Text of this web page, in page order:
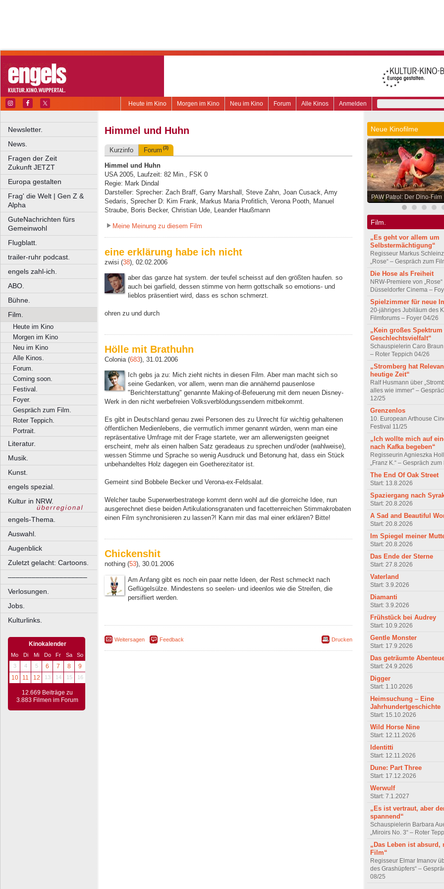
Anmelden
Alle Kinos
Forum
Neu im Kino
Morgen im Kino
Heute im Kino
Newsletter.
News.
Fragen der Zeit
Zukunft JETZT
Europa gestalten
Frag' die Welt | Gen Z &
Alpha
GuteNachrichten fürs
Gemeinwohl
Flugblatt.
trailer-ruhr podcast.
engels zahl-ich.
ABO.
Bühne.
Film.
Heute im Kino
Morgen im Kino
Neu im Kino
Alle Kinos.
Forum.
Coming soon.
Festival.
Foyer.
Gespräch zum Film.
Roter Teppich.
Portrait.
Literatur.
Musik.
Kunst.
engels spezial.
Kultur in NRW.
engels-Thema.
Auswahl.
Augenblick
Zuletzt gelacht: Cartoons.
––––––––––––––––––––
Verlosungen.
Jobs.
Kulturlinks.
Kinokalender
Mo Di Mi Do Fr Sa
So
3
4 5 6 7 8
9
10
11 12 13 14 15 16
12.669 Beiträge zu
3.883 Filmen im Forum
Himmel und Huhn
Kurzinfo Forum (3)
Himmel und Huhn
USA 2005, Laufzeit: 82 Min., FSK 0
Regie: Mark Dindal
Darsteller: Sprecher: Zach Braff, Garry Marshall, Steve Zahn, Joan Cusack, Amy
Sedaris, Sprecher D: Kim Frank, Markus Maria Profitlich, Verona Pooth, Manuel
Straube, Boris Becker, Christian Ude, Leander Haußmann
Meine Meinung zu diesem Film
eine erklärung habe ich nicht
zwisi (38), 02.02.2006
aber das ganze hat system. der teufel scheisst auf den größten haufen. so
auch bei garfield, dessen stimme von herrn gottschalk so emotions- und
lieblos präsentiert wird, dass es schon schmerzt.
ohren zu und durch
Hölle mit Brathuhn
Colonia (683), 31.01.2006
Ich gebs ja zu: Mich zieht nichts in diesen Film. Aber man macht sich so
seine Gedanken, vor allem, wenn man die annähernd pausenlose
"Berichterstattung" genannte Making-of-Befeuerung mit dem neuen Disney-
Werk in den nicht werbefreien Volksverblödungssendern mitbekommt.
Es gibt in Deutschland genau zwei Personen des zu Unrecht für wichtig gehaltenen
öffentlichen Medienlebens, die vermutlich immer genannt würden, wenn man eine
repräsentative Umfrage mit der Frage startete, wer am allerwenigsten geeignet
erscheint, mehr als einen halben Satz geradeaus zu sprechen und/oder (wahlweise),
wessen Stimme und Sprache so wenig Ausdruck und Betonung hat, dass ein Stück
unbehandeltes Holz dagegen ein Goetherezitator ist.
Gemeint sind Bobbele Becker und Verona-ex-Feldsalat.
Welcher taube Superwerbestratege kommt denn wohl auf die glorreiche Idee, nun
ausgerechnet diese beiden Artikulationsgranaten und facettenreichen Stimmakrobaten
einen Film synchronisieren zu lassen?! Kann mir das mal einer erklären? Bitte!
Chickenshit
nothing (53), 30.01.2006
Am Anfang gibt es noch ein paar nette Ideen, der Rest schmeckt nach
Geflügelsülze. Mindestens so seelen- und ideenlos wie die Streifen, die
persifliert werden.
Weitersagen Feedback Drucken
Neue Kinofilme
PAW Patrol: Der Dino-Film
Film.
„Es geht vor allem um
Selbstermächtigung“
Regisseur Markus
„Rose“ – Gespräch zum
Die Hose als Freiheit
NRW-Premiere von „Rose“
Düsseldorfer Cinema –
Spielzimmer für neue
20-jähriges Jubiläum des
Filmforums – Foyer 04/26
„Kein großes Spektrum
Geschlechtsvielfalt“
Schauspielerin Caro Braun
– Roter Teppich 04/26
„Stromberg hat
heutige Zeit“
Ralf Husmann über
alles wie immer“ –
12/25
Grenzenlos
10. European Arthouse
Festival 11/25
„Ich wollte mich auf
nach Kafka begeben“
Regisseurin Agnieszka
„Franz K.“ – Gespräch
The End Of Oak Street
Start: 13.8.2026
Spaziergang nach
Start: 20.8.2026
A Sad and Beautiful
Start: 20.8.2026
Im Spiegel meiner
Start: 20.8.2026
Das Ende der Sterne
Start: 27.8.2026
Vaterland
Start: 3.9.2026
Diamanti
Start: 3.9.2026
Frühstück bei Audrey
Start: 10.9.2026
Gentle Monster
Start: 17.9.2026
Das geträumte
Start: 24.9.2026
Digger
Start: 1.10.2026
Heimsuchung – Eine
Jahrhundertgeschichte
Start: 15.10.2026
Wild Horse Nine
Start: 12.11.2026
Identitti
Start: 12.11.2026
Dune: Part Three
Start: 17.12.2026
Werwulf
Start: 7.1.2027
„Es ist vertraut, aber
spannend“
Schauspielerin Barbara
„Miroirs No. 3“ – Roter
„Das Leben ist absurd,
Film“
Regisseur Elmar Imanov
des Grashüpfers“ –
08/25